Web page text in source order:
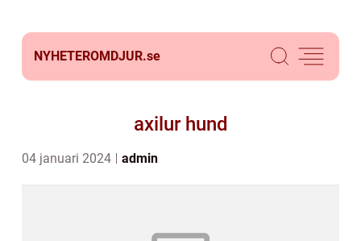
NYHETEROMDJUR.se
axilur hund
04 januari 2024 admin